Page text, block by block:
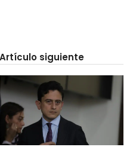
Artículo siguiente